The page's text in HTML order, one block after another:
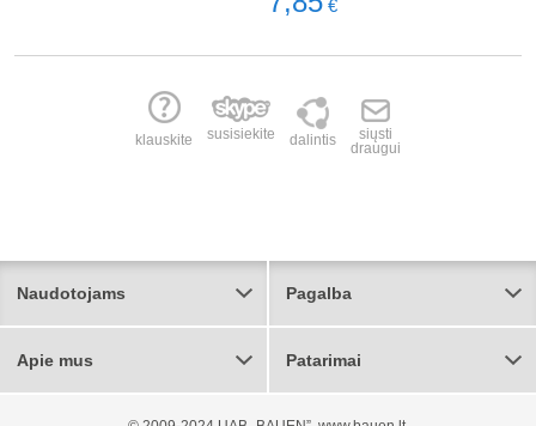
€
klauskite susisiekite dalintis
siųsti
draugui
Naudotojams Pagalba
Apie mus Patarimai